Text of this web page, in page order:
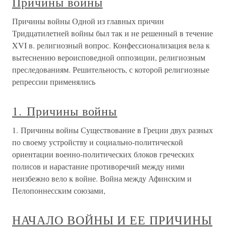
Причины войны Одной из главных причин
Тридцатилетней войны был так и не решенный в течение
XVI в. религиозный вопрос. Конфессионализация вела к
вытеснению вероисповедной оппозиции, религиозным
преследованиям. Решительность, с которой религиозные
репрессии применялись
1. Причины войны
1. Причины войны Существование в Греции двух разных
по своему устройству и социально-политической
ориентации военно-политических блоков греческих
полисов и нарастание противоречий между ними
неизбежно вело к войне. Война между Афинским и
Пелопоннесским союзами,
НАЧАЛО ВОЙНЫ И ЕЕ ПРИЧИНЫ